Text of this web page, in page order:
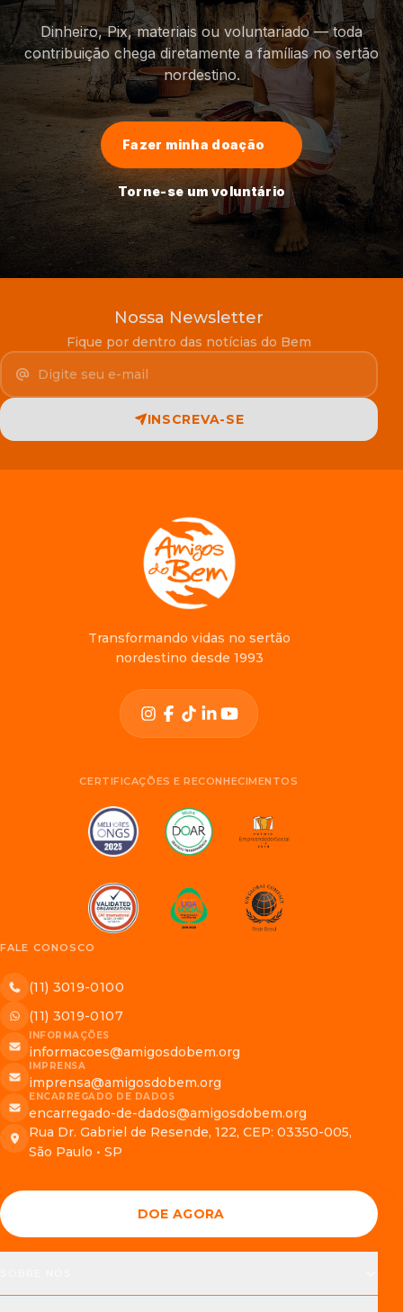
Dinheiro, Pix, materiais ou voluntariado — toda
contribuição chega diretamente a famílias no sertão
nordestino.
Fazer minha doação
Torne-se um voluntário
Nossa Newsletter
Fique por dentro das notícias do Bem
Seu e-mail
INSCREVA-SE
Transformando vidas no sertão
nordestino desde 1993
CERTIFICAÇÕES E RECONHECIMENTOS
FALE CONOSCO
(11) 3019-0100
(11) 3019-0107
INFORMAÇÕES
informacoes@amigosdobem.org
IMPRENSA
imprensa@amigosdobem.org
ENCARREGADO DE DADOS
encarregado-de-dados@amigosdobem.org
Rua Dr. Gabriel de Resende, 122, CEP: 03350-005,
São Paulo • SP
DOE AGORA